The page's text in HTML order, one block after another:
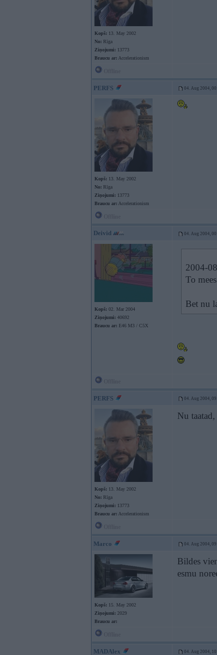
Kopš: 13. May 2002
No: Rīga
Ziņojumi: 13773
Braucu ar: Accelerationism
PERFS 04. Aug 2004,
Kopš: 13. May 2002
No: Rīga
Ziņojumi: 13773
Braucu ar: Accelerationism
Deivid 04. Aug 2004,
Kopš: 02. Mar 2004
Ziņojumi: 40692
Braucu ar: E46 M3 / C5X
2004-
To
Bet nu
PERFS 04. Aug 2004,
Kopš: 13. May 2002
No: Rīga
Ziņojumi: 13773
Braucu ar: Accelerationism
Nu
Marco 04. Aug 2004,
Kopš: 15. May 2002
Ziņojumi: 2029
Braucu ar:
Bildes
esmu
MADAlex 04. Aug 2004,